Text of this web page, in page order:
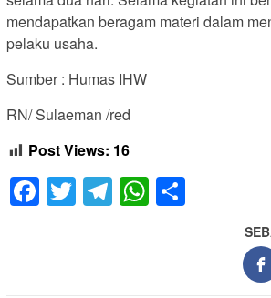
mendapatkan beragam materi dalam
pelaku usaha.
Sumber : Humas IHW
RN/ Sulaeman /red
Post Views: 16
Facebook
Twitter
Telegram
WhatsApp